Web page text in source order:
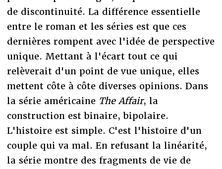
de discontinuité. La différence essentielle
entre le roman et les séries est que ces
dernières rompent avec l'idée de perspective
unique. Mettant à l'écart tout ce qui
relèverait d'un point de vue unique, elles
mettent côte à côte diverses opinions. Dans
la série américaine The Affair, la
construction est binaire, bipolaire.
L'histoire est simple. C'est l'histoire d'un
couple qui va mal. En refusant la linéarité,
la série montre des fragments de vie de